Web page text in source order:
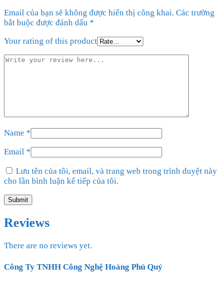
Email của bạn sẽ không được hiển thị công khai. Các trường
bắt buộc được đánh dấu *
Your rating of this product
Name *
Email *
Lưu tên của tôi, email, và trang web trong trình duyệt này
cho lần bình luận kế tiếp của tôi.
Reviews
There are no reviews yet.
Công Ty TNHH Công Nghệ Hoàng Phú Quý